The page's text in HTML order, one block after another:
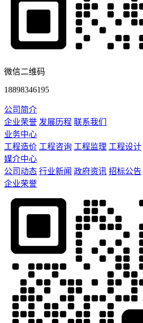
微信二维码
18898346195
公司简介
企业荣誉 发展历程 联系我们
业务中心
工程造价 工程咨询 工程监理 工程设计
媒介中心
公司动态 行业新闻 政府资讯 招标公告
企业荣誉